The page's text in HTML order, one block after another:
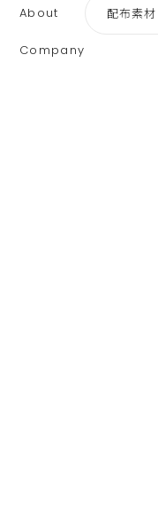
About
Company
配布素材